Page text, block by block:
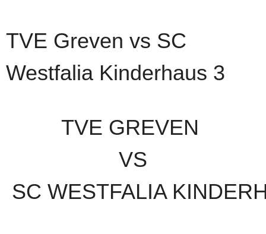
TVE Greven vs SC
Westfalia Kinderhaus 3
TVE GREVEN
VS
SC WESTFALIA